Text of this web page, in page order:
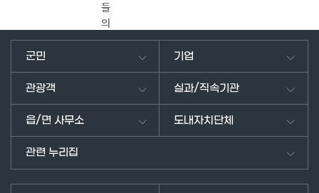
들
의
의
을
군민 기업
관광객 실과/직속기관
읍/면 사무소 도내자치단체
관련 누리집